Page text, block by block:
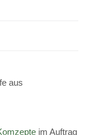
aus
im Auftrag